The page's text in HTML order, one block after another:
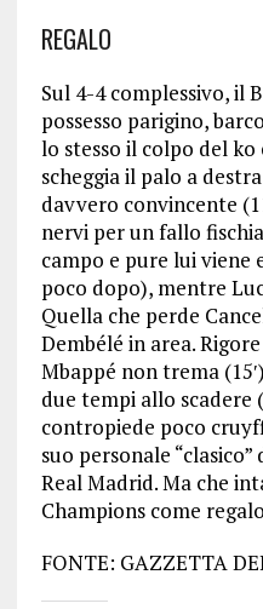
REGALO
Sul 4-4 complessivo, il
possesso parigino,
lo stesso il colpo del ko
scheggia il palo a
davvero convincente
nervi per un fallo
campo e pure lui viene
poco dopo), mentre
Quella che perde
Dembélé in area.
Mbappé non trema
due tempi allo scadere
contropiede poco
suo personale
Real Madrid. Ma che
Champions come
FONTE: GAZZETTA